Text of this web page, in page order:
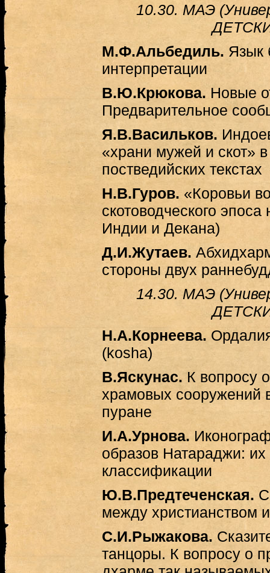
10.30. МАЭ
М.Ф.Альбедиль. Язык
интерпретации
В.Ю.Крюкова. Новые
Предварительное
Я.В.Васильков.
«храни мужей и скот»
постведийских текстах
Н.В.Гуров. «Коровьи
скотоводческого
Индии и Декана)
Д.И.Жутаев.
стороны двух
14.30. МАЭ
Н.А.Корнеева.
(kosha)
В.Яскунас. К вопросу
храмовых сооружений
пуране
И.А.Урнова.
образов Натараджи:
классификации
Ю.В.Предтеченская.
между христианством
С.И.Рыжакова.
танцоры. К вопросу о